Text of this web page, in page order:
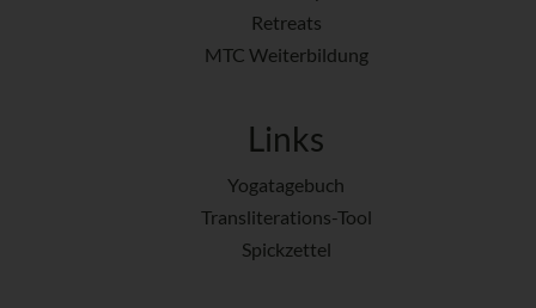
Retreats
MTC Weiterbildung
Links
Yogatagebuch
Transliterations-Tool
Spickzettel